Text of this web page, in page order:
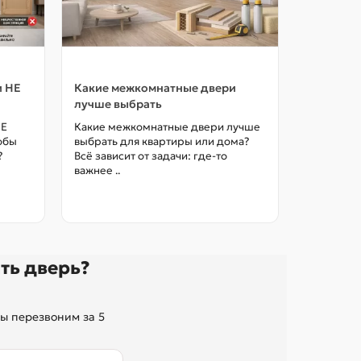
НЕ
Какие межкомнатные двери
лучше выбрать
Какие межкомнатные двери лучше
выбрать для квартиры или дома?
Всё зависит от задачи: где-то
важнее ..
дверь?
перезвоним за 5